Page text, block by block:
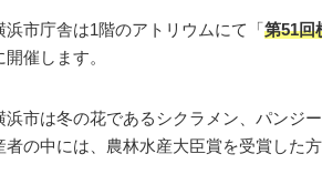
浜市庁舎は1階のアトリウムにて「第51回
開催します。
浜市は冬の花であるシクラメン、パンジ
者の中には、農林水産大臣賞を受賞した